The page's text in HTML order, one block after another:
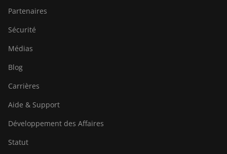
Partenaires
Sécurité
Médias
Blog
Carrières
Aide & Support
Développement des Affaires
Statut